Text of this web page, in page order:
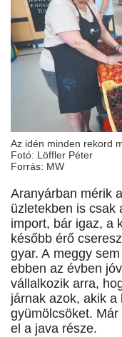
Az idén minden rekord
Fotó: Löffler Péter
Forrás: MW
Aranyárban mérik
üzletekben is csak
import, bár igaz, a
később érő
gyar. A meggy
ebben az évben
vállalkozik arra,
járnak azok, akik
gyümölcsöket.
el a java része.